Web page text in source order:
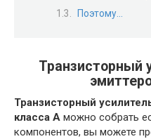
Поэтому…
Транзисторный
Транзисторный
класса А можно собрать
компонентов, вы можете